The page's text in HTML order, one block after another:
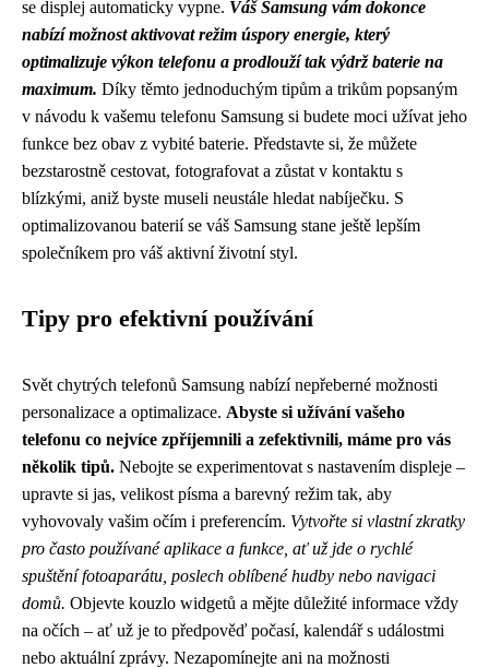
se displej automaticky vypne. Váš Samsung vám dokonce
nabízí možnost aktivovat režim úspory energie, který
optimalizuje výkon telefonu a prodlouží tak výdrž baterie na
maximum. Díky těmto jednoduchým tipům a trikům popsaným
v návodu k vašemu telefonu Samsung si budete moci užívat jeho
funkce bez obav z vybité baterie. Představte si, že můžete
bezstarostně cestovat, fotografovat a zůstat v kontaktu s
blízkými, aniž byste museli neustále hledat nabíječku. S
optimalizovanou baterií se váš Samsung stane ještě lepším
společníkem pro váš aktivní životní styl.
Tipy pro efektivní používání
Svět chytrých telefonů Samsung nabízí nepřeberné možnosti
personalizace a optimalizace. Abyste si užívání vašeho
telefonu co nejvíce zpříjemnili a zefektivnili, máme pro vás
několik tipů. Nebojte se experimentovat s nastavením displeje –
upravte si jas, velikost písma a barevný režim tak, aby
vyhovovaly vašim očím i preferencím. Vytvořte si vlastní zkratky
pro často používané aplikace a funkce, ať už jde o rychlé
spuštění fotoaparátu, poslech oblíbené hudby nebo navigaci
domů. Objevte kouzlo widgetů a mějte důležité informace vždy
na očích – ať už je to předpověď počasí, kalendář s událostmi
nebo aktuální zprávy. Nezapomínejte ani na možnosti